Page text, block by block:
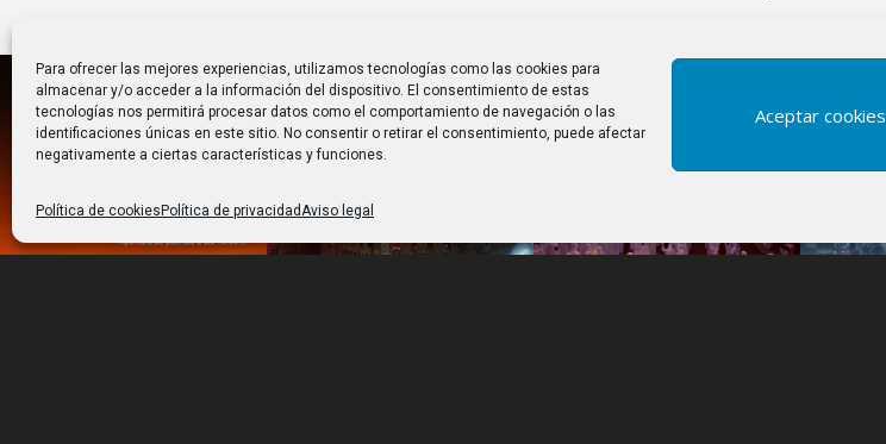
Para ofrecer las mejores experiencias, utilizamos tecnologías como las cookies para
almacenar y/o acceder a la información del dispositivo. El consentimiento de estas
tecnologías nos permitirá procesar datos como el comportamiento de navegación o las
identificaciones únicas en este sitio. No consentir o retirar el consentimiento, puede afectar
negativamente a ciertas características y funciones.
Aceptar cookies
Política de cookies Política de privacidadAviso legal